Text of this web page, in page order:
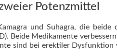
Potenzmittel
und Suhagra, die
Beide Medikamente
sind bei erektiler